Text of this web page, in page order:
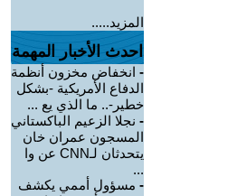
المزيد.....
احدث الأخبار المهمة
- انخفاض مخزون أنظمة
الدفاع الأمريكية -بشكل
خطير-.. ما الذي يع ...
- نجلا الزعيم الباكستاني
المسجون عمران خان
يتحدثان لـCNN عن وا
...
- مسؤول أممي يكشف